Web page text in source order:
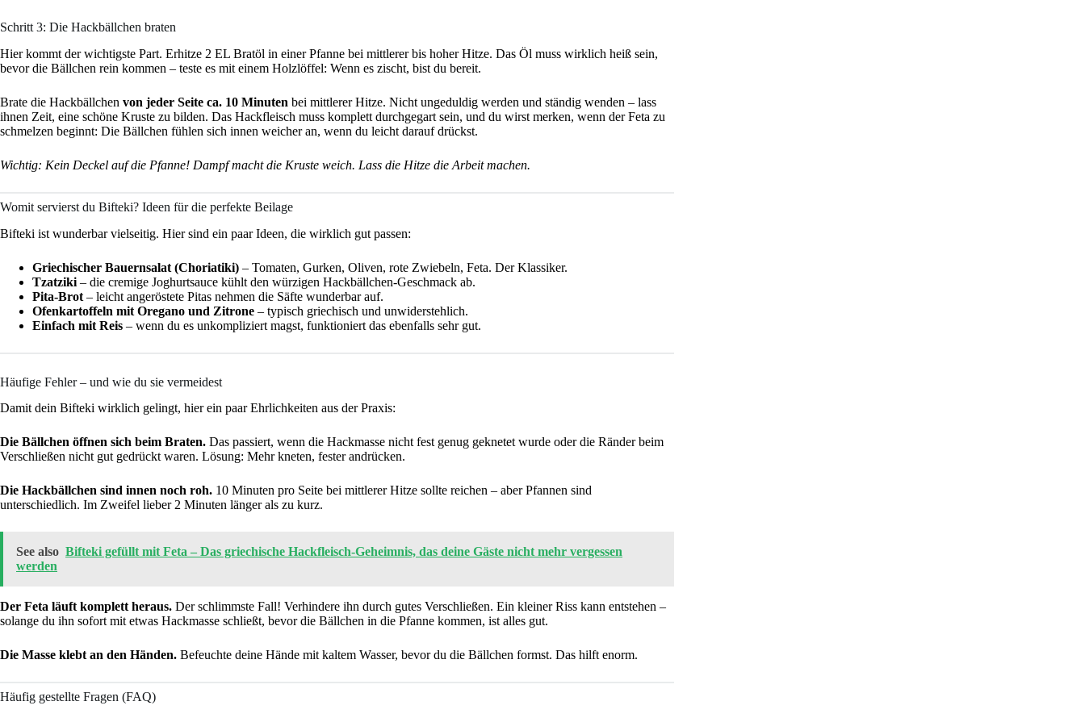
Schritt 3: Die Hackbällchen braten
Hier kommt der wichtigste Part. Erhitze 2 EL Bratöl in einer Pfanne bei mittlerer bis hoher Hitze. Das Öl muss wirklich heiß sein,
bevor die Bällchen rein kommen – teste es mit einem Holzlöffel: Wenn es zischt, bist du bereit.
Brate die Hackbällchen von jeder Seite ca. 10 Minuten bei mittlerer Hitze. Nicht ungeduldig werden und ständig wenden – lass
ihnen Zeit, eine schöne Kruste zu bilden. Das Hackfleisch muss komplett durchgegart sein, und du wirst merken, wenn der Feta zu
schmelzen beginnt: Die Bällchen fühlen sich innen weicher an, wenn du leicht darauf drückst.
Wichtig: Kein Deckel auf die Pfanne! Dampf macht die Kruste weich. Lass die Hitze die Arbeit machen.
Womit servierst du Bifteki? Ideen für die perfekte Beilage
Bifteki ist wunderbar vielseitig. Hier sind ein paar Ideen, die wirklich gut passen:
Griechischer Bauernsalat (Choriatiki) – Tomaten, Gurken, Oliven, rote Zwiebeln, Feta. Der Klassiker.
Tzatziki – die cremige Joghurtsauce kühlt den würzigen Hackbällchen-Geschmack ab.
Pita-Brot – leicht angeröstete Pitas nehmen die Säfte wunderbar auf.
Ofenkartoffeln mit Oregano und Zitrone – typisch griechisch und unwiderstehlich.
Einfach mit Reis – wenn du es unkompliziert magst, funktioniert das ebenfalls sehr gut.
Häufige Fehler – und wie du sie vermeidest
Damit dein Bifteki wirklich gelingt, hier ein paar Ehrlichkeiten aus der Praxis:
Die Bällchen öffnen sich beim Braten. Das passiert, wenn die Hackmasse nicht fest genug geknetet wurde oder die Ränder beim
Verschließen nicht gut gedrückt waren. Lösung: Mehr kneten, fester andrücken.
Die Hackbällchen sind innen noch roh. 10 Minuten pro Seite bei mittlerer Hitze sollte reichen – aber Pfannen sind
unterschiedlich. Im Zweifel lieber 2 Minuten länger als zu kurz.
See also Bifteki gefüllt mit Feta – Das griechische Hackfleisch-Geheimnis, das deine Gäste nicht mehr vergessen
werden
Der Feta läuft komplett heraus. Der schlimmste Fall! Verhindere ihn durch gutes Verschließen. Ein kleiner Riss kann entstehen –
solange du ihn sofort mit etwas Hackmasse schließt, bevor die Bällchen in die Pfanne kommen, ist alles gut.
Die Masse klebt an den Händen. Befeuchte deine Hände mit kaltem Wasser, bevor du die Bällchen formst. Das hilft enorm.
Häufig gestellte Fragen (FAQ)